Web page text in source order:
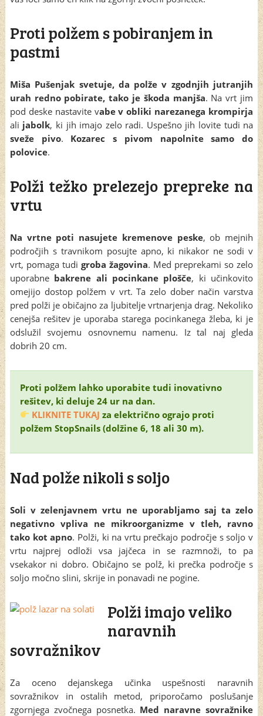
Proti polžem s pobiranjem in
pastmi
Miša Pušenjak svetuje, da polže v zgodnjih jutranjih
urah redno pobirate, tako je škoda manjša. Na vrt jim
pod deske nastavite vabe v obliki narezanega krompirja
ali jabolk, ki jih imajo zelo radi. Uspešno jih lovite tudi na
sveže pivo. Kozarec s pivom napolnite samo do
polovice.
Polži težko prelezejo prepreke na
vrtu
Na vrtne poti nasujete kremenove peske, ob mejnih
področjih s travnikom posujte apno, ki nikakor ne sodi v
vrt, pomaga tudi groba žagovina. Med preprekami so zelo
uporabne bakrene ali pocinkane plošče, ki učinkovito
omejijo dostop polžem v vrt. Ta zelo dober način varstva
pred polži je običajno za ljubitelje vrtnarjenja drag. Nekoliko
cenejša rešitev je uporaba starega pocinkanega žleba, ki je
odslužil svojemu osnovnemu namenu. Iz tal naj gleda
dobrih 20 cm.
Proti polžem lahko uporabite tudi inovativno
rešitev, ki deluje 24 ur na dan.
KLIKNITE TUKAJ za električno ograjo proti
polžem StopSnails (dolžine 6, 18 ali 30 m).
Nad polže nikoli s soljo
Soli v zelenjavnem vrtu ne uporabljamo saj ta zelo
negativno vpliva ne mikroorganizme v tleh, ravno
tako kot apno. Polži, ki na vrtu prečkajo področje s soljo v
vrtu najprej odloži vsa jajčeca in se razmnoži, to pa
vsekakor ni dobro. Običajno se polž, ki prečka področje s
soljo močno slini, skrije in ponavadi ne pogine.
Polži imajo veliko
naravnih
sovražnikov
Za oceno dejanskega učinka uspešnosti naravnih
sovražnikov in ostalih metod, priporočamo poslušanje
zgornjega zvočnega posnetka. Med naravne sovražnike